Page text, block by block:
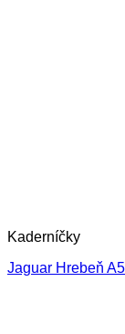
Kaderníčky
Jaguar Hrebeň